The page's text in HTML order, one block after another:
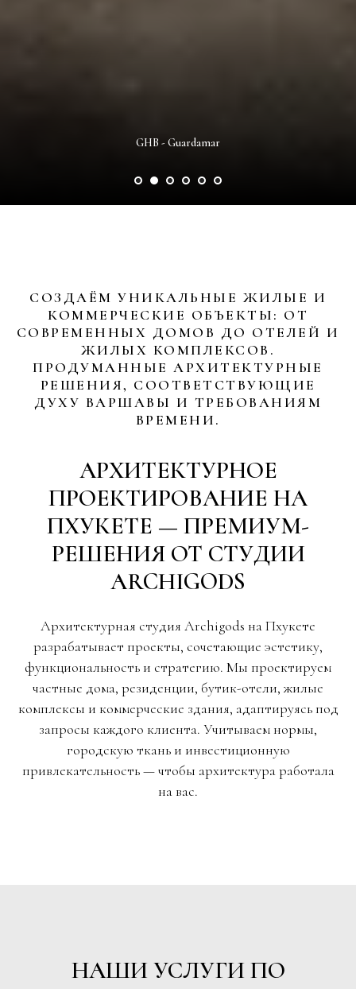
GHB - Guardamar
СОЗДАЁМ УНИКАЛЬНЫЕ ЖИЛЫЕ И
КОММЕРЧЕСКИЕ ОБЪЕКТЫ: ОТ
СОВРЕМЕННЫХ ДОМОВ ДО ОТЕЛЕЙ И
ЖИЛЫХ КОМПЛЕКСОВ.
ПРОДУМАННЫЕ АРХИТЕКТУРНЫЕ
РЕШЕНИЯ, СООТВЕТСТВУЮЩИЕ
ДУХУ ВАРШАВЫ И ТРЕБОВАНИЯМ
ВРЕМЕНИ.
АРХИТЕКТУРНОЕ
ПРОЕКТИРОВАНИЕ НА
ПХУКЕТЕ — ПРЕМИУМ-
РЕШЕНИЯ ОТ СТУДИИ
ARCHIGODS
Архитектурная студия Archigods на Пхукете
разрабатывает проекты, сочетающие эстетику,
функциональность и стратегию. Мы проектируем
частные дома, резиденции, бутик-отели, жилые
комплексы и коммерческие здания, адаптируясь под
запросы каждого клиента. Учитываем нормы,
городскую ткань и инвестиционную
привлекательность — чтобы архитектура работала
на вас.
НАШИ УСЛУГИ ПО